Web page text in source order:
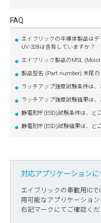
FAQ
エイブリックの半導体製品は
UV-328は含有していますか？
エイブリック製品のMSL
製品型名 (Part number) 末尾の
ラッチアップ強度試験条件は
ラッチアップ強度試験結果は
静電耐圧(ESD)試験条件は、ど
静電耐圧(ESD)試験結果は、ど
対応アプリケーションに
エイブリックの車載用IC
用可能なアプリケーション
右記マークにてご確認くだ